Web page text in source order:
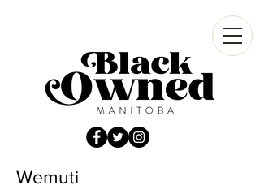
Wemuti